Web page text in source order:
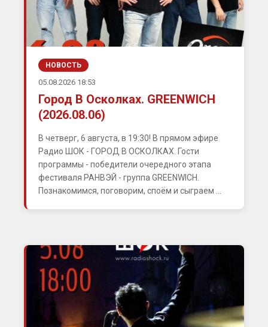
НОВОСТЬ
05.08.2026 18:53
Город В Осколках. GREENWICH
(2026.08.06)
В четверг, 6 августа, в 19:30! В прямом эфире
Радио ШОК - ГОРОД В ОСКОЛКАХ. Гости
программы - победители очередного этапа
фестиваля РАНВЭЙ - группа GREENWICH.
Познакомимся, поговорим, споём и сыграем ...